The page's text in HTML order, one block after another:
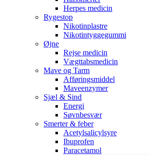
Herpes medicin
Rygestop
Nikotinplastre
Nikotintyggegummi
Øjne
Rejse medicin
Vægttabsmedicin
Mave og Tarm
Afføringsmiddel
Maveenzymer
Sjæl & Sind
Energi
Søvnbesvær
Smerter & feber
Acetylsalicylsyre
Ibuprofen
Paracetamol